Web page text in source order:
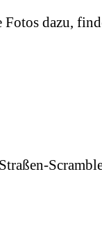
Fotos dazu,